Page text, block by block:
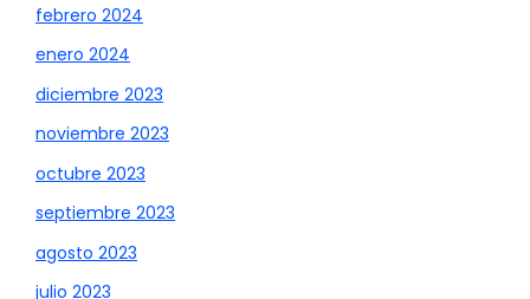
febrero 2024
enero 2024
diciembre 2023
noviembre 2023
octubre 2023
septiembre 2023
agosto 2023
julio 2023